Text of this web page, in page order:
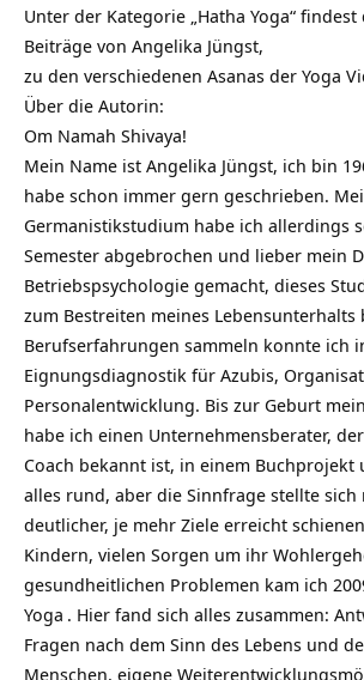
Unter der Kategorie „Hatha Yoga“ findest
Beiträge von Angelika Jüngst,
zu den verschiedenen Asanas der Yoga
Über die Autorin:
Om Namah Shivaya!
Mein Name ist Angelika Jüngst, ich bin
habe schon immer gern geschrieben.
Germanistikstudium habe ich allerdings
Semester abgebrochen und lieber mein
Betriebspsychologie gemacht, dieses
zum Bestreiten meines Lebensunterhalts
Berufserfahrungen sammeln konnte ich
Eignungsdiagnostik für Azubis,
Personalentwicklung. Bis zur Geburt
habe ich einen Unternehmensberater,
Coach bekannt ist, in einem
alles rund, aber die Sinnfrage stellte
deutlicher, je mehr Ziele erreicht
Kindern, vielen Sorgen um ihr
gesundheitlichen Problemen kam ich
Yoga . Hier fand sich alles zusammen:
Fragen nach dem Sinn des Lebens und
Menschen, eigene